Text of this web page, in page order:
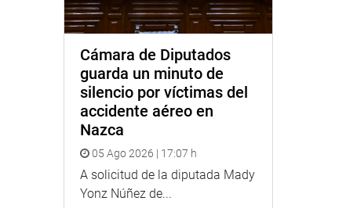
Cámara de Diputados
guarda un minuto de
silencio por víctimas del
accidente aéreo en
Nazca
05 Ago 2026 | 17:07 h
A solicitud de la diputada Mady
Yonz Núñez de...